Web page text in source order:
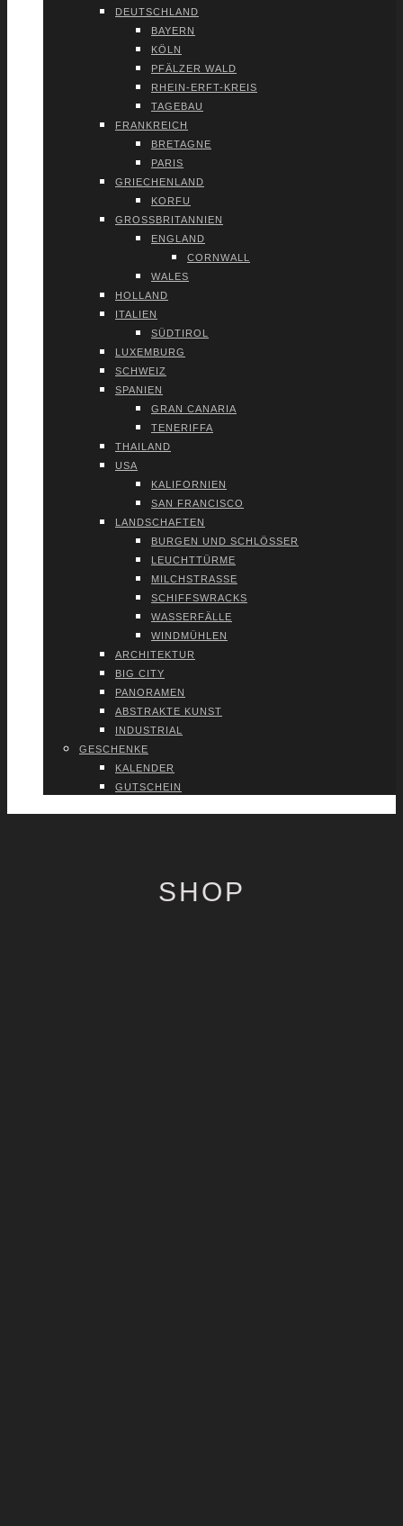
DEUTSCH­LAND
BAY­ERN
KÖLN
PFÄL­ZER WALD
RHEIN-ERFT-KREIS
TAGE­BAU
FRANK­REICH
BRE­TA­GNE
PARIS
GRIE­CHEN­LAND
KOR­FU
GROSS­BRI­TAN­NI­EN
ENG­LAND
CORN­WALL
WALES
HOL­LAND
ITA­LI­EN
SÜD­TI­ROL
LUXEM­BURG
SCHWEIZ
SPA­NI­EN
GRAN CANA­RIA
TENE­RIF­FA
THAI­LAND
USA
KALI­FOR­NI­EN
SAN FRAN­CIS­CO
LAND­SCHAF­TEN
BUR­GEN UND SCHLÖS­SER
LEUCHT­TÜR­ME
MILCH­STRAS­SE
SCHIFFS­WRACKS
WAS­SER­FÄL­LE
WIND­MÜH­LEN
ARCHI­TEK­TUR
BIG CITY
PAN­ORA­MEN
ABS­TRAK­TE KUNST
INDUS­TRI­AL
GESCHEN­KE
KALEN­DER
GUT­SCHEIN
SHOP